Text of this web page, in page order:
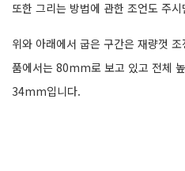
또한 그리는 방법에 관한 조언도 주
위와 아래에서 굽은 구간은 재량껏
품에서는 80mm로 보고 있고 전체
34mm입니다.